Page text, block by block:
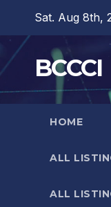
content
Sat. Aug 8th,
BCCCI
HOME
ALL
ALL